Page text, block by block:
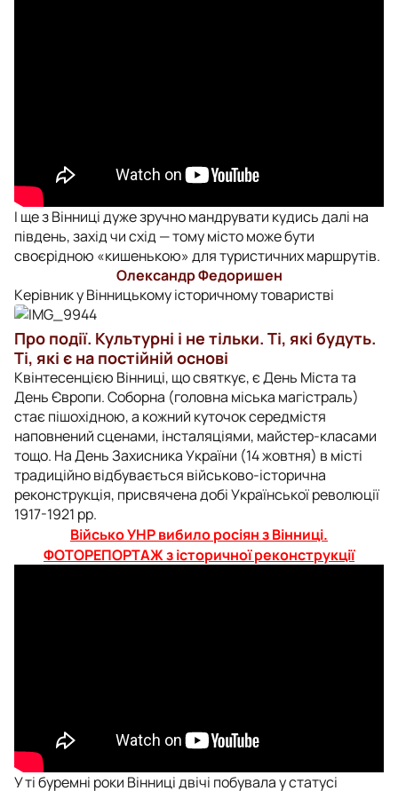
І ще з Вінниці дуже зручно мандрувати кудись далі на
південь, захід чи схід — тому місто може бути
своєрідною «кишенькою» для туристичних маршрутів.
Олександр Федоришен
Керівник у Вінницькому історичному товаристві
Про події. Культурні і не тільки. Ті, які будуть.
Ті, які є на постійній основі
Квінтесенцією Вінниці, що святкує, є День Міста та
День Європи. Соборна (головна міська магістраль)
стає пішохідною, а кожний куточок середмістя
наповнений сценами, інсталяціями, майстер-класами
тощо. На День Захисника України (14 жовтня) в місті
традиційно відбувається військово-історична
реконструкція, присвячена добі Української революції
1917-1921 рр.
Військо УНР вибило росіян з Вінниці.
ФОТОРЕПОРТАЖ з історичної реконструкції
У ті буремні роки Вінниці двічі побувала у статусі